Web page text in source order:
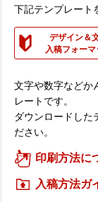
下記テンプレート
デザイン＆
入稿フォーマ
文字や数字などか
レートです。
ダウンロードした
ださい。
印刷方法に
入稿方法ガ